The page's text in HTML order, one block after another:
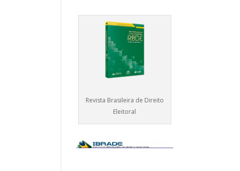
Revista Brasileira de Direito
Eleitoral